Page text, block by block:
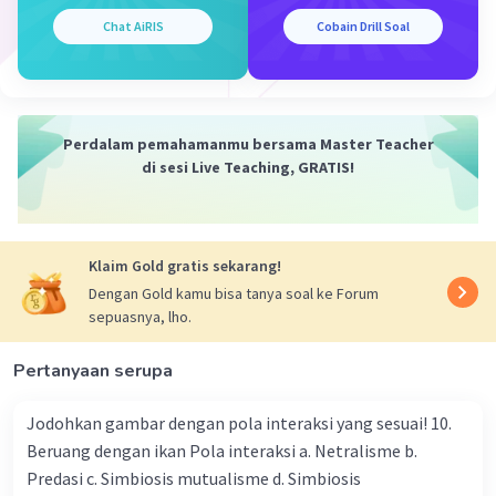
dapat mengganggu aktivitas hormon alami manusia. Hal
ini dapat memberikan dampak negatif pada saluran
reproduksi pria, serta kualitas dan kuantitas sperma.
Selain itu, terdapat penelitian yang menunjukkan adanya
mikroplastik yang ditemukan dalam plasenta manusia,
yang menunjukkan kemungkinan mikroplastik dapat
memasuki tubuh ibu yang tengah hamil dan berpindah
sistem reproduksi manusia, beberapa upaya yang
dapat dilakukan antara lain:
1. Menghindari penggunaan plastik sekali pakai: Hindari
penggunaan sedotan, gelas, dan alat makan sekali pakai
selain plastik.
2. Mengurangi penggunaan alat makan sekali pakai:
Mengurangi penggunaan alat makan sekali pakai
Chat AiRIS Cobain Drill Soal
Perdalam pemahamanmu bersama Master Teacher
di sesi Live Teaching, GRATIS!
Klaim Gold gratis sekarang!
Dengan Gold kamu bisa tanya soal ke Forum
sepuasnya, lho.
Pertanyaan serupa
Jodohkan gambar dengan pola interaksi yang sesuai! 10.
Beruang dengan ikan Pola interaksi a. Netralisme b.
Predasi c. Simbiosis mutualisme d. Simbiosis